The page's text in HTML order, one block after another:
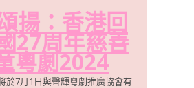
揚：香港回
27周年慈善
粵劇2024
於7月1日與聲輝粵劇推廣協會有